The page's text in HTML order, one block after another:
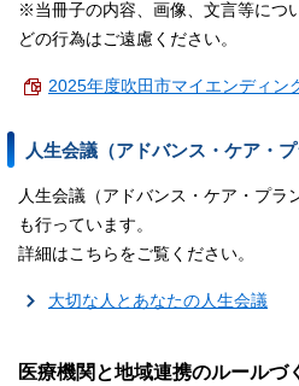
※当冊子の内容、画像、文言等につ
どの行為はご遠慮ください。
2025年度吹田市マイエンディン
人生会議（アドバンス・ケア・プ
人生会議（アドバンス・ケア・プラ
も行っています。
詳細はこちらをご覧ください。
大切な人とあなたの人生会議
医療機関と地域連携のルール